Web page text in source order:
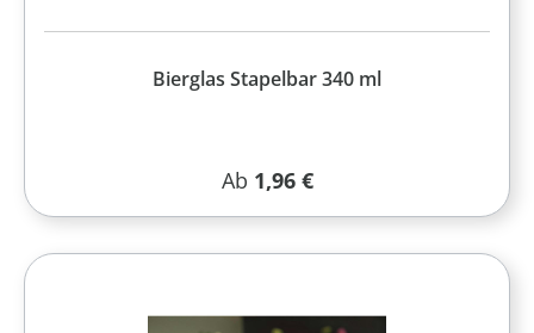
Bierglas Stapelbar 340 ml
Regulärer Preis:
Ab 1,96 €